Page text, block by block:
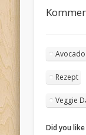
Avocado
Rezept
Veggie
Did you